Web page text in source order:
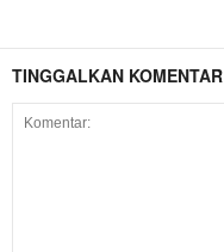
TINGGALKAN KOMENTAR